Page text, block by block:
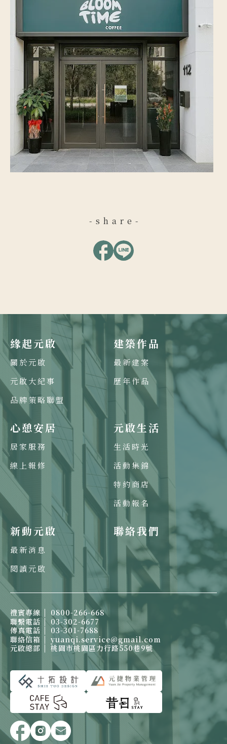
-share-
緣起元啟
關於元啟
元啟大紀事
品牌策略聯盟
建築作品
最新建案
歷年作品
心憩安居
居家服務
線上報修
元啟生活
生活時光
活動集錦
特約商店
活動報名
新動元啟
最新消息
閱讀元啟
聯絡我們
禮賓專線
0800-266-668
聯繫電話
03-302-6677
傳真電話
03-301-7688
聯絡信箱
yuanqi.service@gmail.com
元啟總部
桃園市桃園區力行路550巷9號